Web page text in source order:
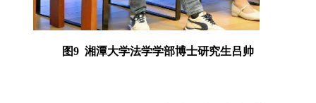
图9 湘潭大学法学学部博士研究生吕帅